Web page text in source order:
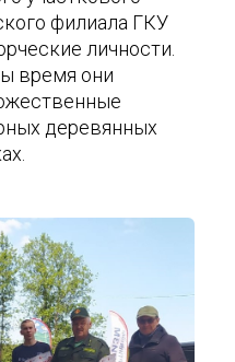
филиала ГКУ
личности.
время они
деревянных